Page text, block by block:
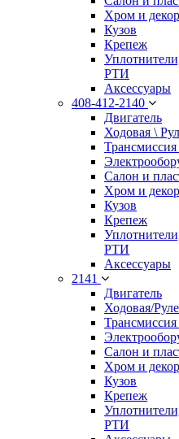
Хром и декор
Кузов
Крепеж
РТИ
Аксессуары
408-412-2140
Двигатель
Ходовая \
Салон и
Хром и декор
Кузов
Крепеж
РТИ
Аксессуары
2141
Двигатель
Ходовая/
Салон и
Хром и декор
Кузов
Крепеж
РТИ